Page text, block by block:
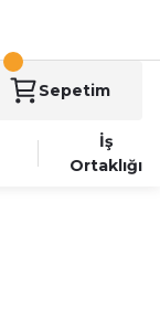
Sepetim
İş
Ortaklığı